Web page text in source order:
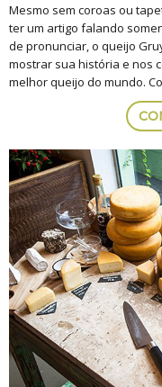
Mesmo sem coroas ou
ter um artigo falando
de pronunciar, o queijo
mostrar sua história e nos
melhor queijo do mundo.